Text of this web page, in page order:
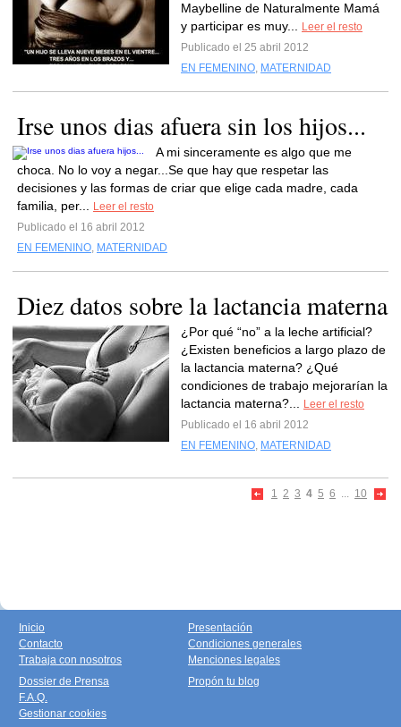
Maybelline de Naturalmente Mamá
y participar es muy...
Leer el resto
Publicado el 25 abril 2012
EN FEMENINO, MATERNIDAD
Irse unos dias afuera sin los hijos...
A mi sinceramente es algo que me
choca. No lo voy a negar...Se que hay que respetar las
decisiones y las formas de criar que elige cada madre, cada
familia, per...
Leer el resto
Publicado el 16 abril 2012
EN FEMENINO, MATERNIDAD
Diez datos sobre la lactancia materna
¿Por qué “no” a la leche artificial?
¿Existen beneficios a largo plazo de
la lactancia materna? ¿Qué
condiciones de trabajo mejorarían la
lactancia materna?...
Leer el resto
Publicado el 16 abril 2012
EN FEMENINO, MATERNIDAD
1 2 3 4 5 6 ... 10
Inicio
Contacto
Trabaja con nosotros
Presentación
Condiciones generales
Menciones legales
Dossier de Prensa
F.A.Q.
Gestionar cookies
Propón tu blog